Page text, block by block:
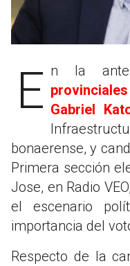
En la
Gabriel
bonaerense, y
Primera sección
Jose, en Radio
el escenario
importancia del
Respecto de la